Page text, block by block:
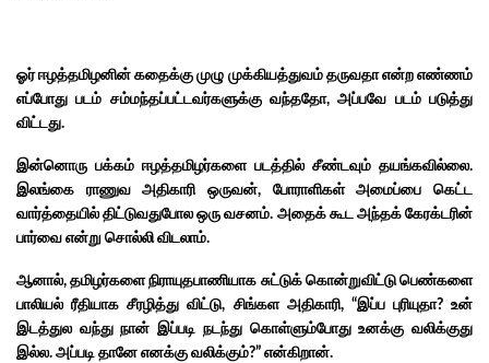
ஓர் ஈழத்தமிழனின் கதைக்கு முழு முக்கியத்துவம் தருவதா என்ற எண்ணம்
எப்போது படம் சம்மந்தப்பட்டவர்களுக்கு வந்ததோ, அப்பவே படம் படுத்து
விட்டது.
இன்னொரு பக்கம் ஈழத்தமிழர்களை படத்தில் சீண்டவும் தயங்கவில்லை.
இலங்கை ராணுவ அதிகாரி ஒருவன், போராளிகள் அமைப்பை கெட்ட
வார்த்தையில் திட்டுவதுபோல ஒரு வசனம். அதைக் கூட அந்தக் கேரக்டரின்
பார்வை என்று சொல்லி விடலாம்.
ஆனால்,தமிழர்களை நிராயுதபாணியாக சுட்டுக் கொன்றுவிட்டு பெண்களை
பாலியல் ரீதியாக சீரழித்து விட்டு, சிங்கள அதிகாரி, “இப்ப புரியுதா? உன்
இடத்துல வந்து நான் இப்படி நடந்து கொள்ளும்போது உனக்கு வலிக்குது
இல்ல. அப்படி தானே எனக்கு வலிக்கும்?” என்கிறான்.